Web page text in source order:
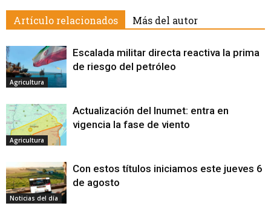
Artículo relacionados Más del autor
Agricultura
Escalada militar directa reactiva la prima
de riesgo del petróleo
Agricultura
Actualización del Inumet: entra en
vigencia la fase de viento
Noticias del día
Con estos títulos iniciamos este jueves 6
de agosto